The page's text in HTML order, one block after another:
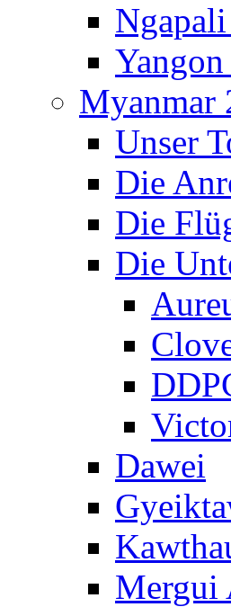
Myanmar
Unser
Die
Die
Die
Dawei
Mergui